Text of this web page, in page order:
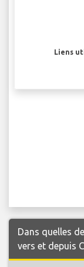
Liens
Dans quelles
vers et depuis